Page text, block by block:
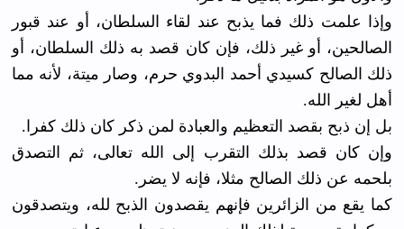
وإذا علمت ذلك فما يذبح عند لقاء السلطان، أو عند قبور
الصالحين، أو غير ذلك، فإن كان قصد به ذلك السلطان، أو
ذلك الصالح كسيدي أحمد البدوي حرم، وصار ميتة، لأنه مما
أهل لغير الله.
بل إن ذبح بقصد التعظيم والعبادة لمن ذكر كان ذلك كفرا.
وإن كان قصد بذلك التقرب إلى الله تعالى، ثم التصدق
بلحمه عن ذلك الصالح مثلا، فإنه لا يضر.
كما يقع من الزائرين فإنهم يقصدون الذبح لله، ويتصدقون